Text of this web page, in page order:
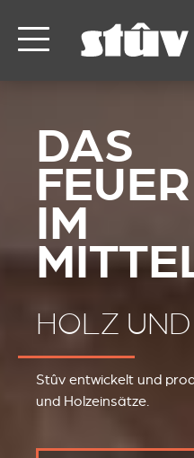
HOLZ
Stûv entwickelt und
und Holzeinsätze.